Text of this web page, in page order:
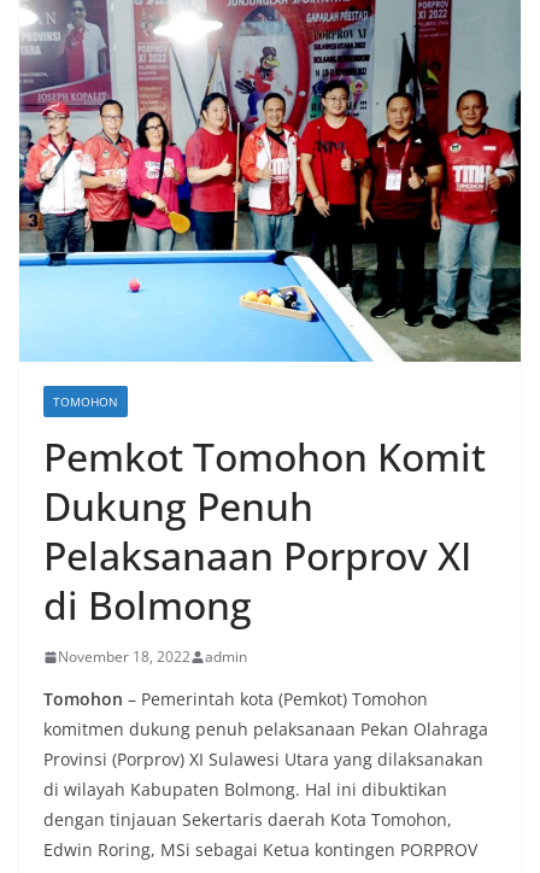
TOMOHON
Pemkot Tomohon Komit
Dukung Penuh
Pelaksanaan Porprov XI
di Bolmong
November 18, 2022 admin
Tomohon – Pemerintah kota (Pemkot) Tomohon
komitmen dukung penuh pelaksanaan Pekan Olahraga
Provinsi (Porprov) XI Sulawesi Utara yang dilaksanakan
di wilayah Kabupaten Bolmong. Hal ini dibuktikan
dengan tinjauan Sekertaris daerah Kota Tomohon,
Edwin Roring, MSi sebagai Ketua kontingen PORPROV